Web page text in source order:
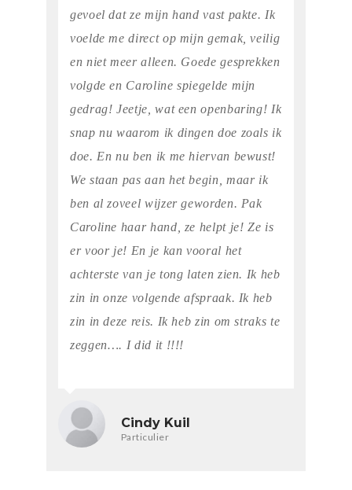
gevoel dat ze mijn hand vast pakte. Ik
voelde me direct op mijn gemak, veilig
en niet meer alleen. Goede gesprekken
volgde en Caroline spiegelde mijn
gedrag! Jeetje, wat een openbaring! Ik
snap nu waarom ik dingen doe zoals ik
doe. En nu ben ik me hiervan bewust!
We staan pas aan het begin, maar ik
ben al zoveel wijzer geworden. Pak
Caroline haar hand, ze helpt je! Ze is
er voor je! En je kan vooral het
achterste van je tong laten zien. Ik heb
zin in onze volgende afspraak. Ik heb
zin in deze reis. Ik heb zin om straks te
zeggen…. I did it !!!!
Cindy Kuil
Particulier